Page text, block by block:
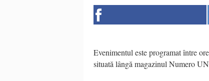
Evenimentul este programat între
situată lângă magazinul Numero